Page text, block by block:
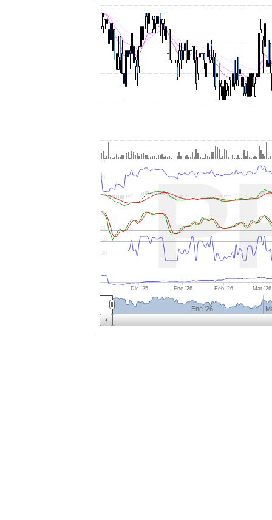
30
70
80
Dic '25 Ene '26 Feb '26 Mar '26
Ene '26